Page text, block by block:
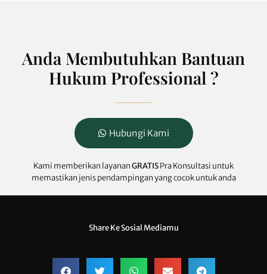
Anda Membutuhkan Bantuan
Hukum Professional ?
Hubungi Kami
Kami memberikan layananGRATISPra Konsultasi untuk
memastikan jenis pendampingan yang cocok untuk anda
Share Ke Sosial Mediamu